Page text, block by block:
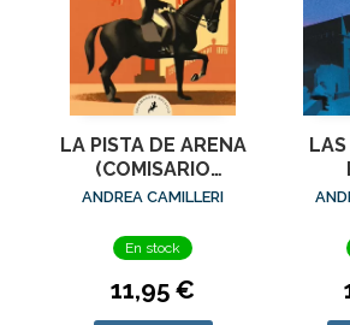
LA PISTA DE ARENA
(COMISARIO
MONTALBANO 16)
ANDREA CAMILLERI
En stock
11,95 €